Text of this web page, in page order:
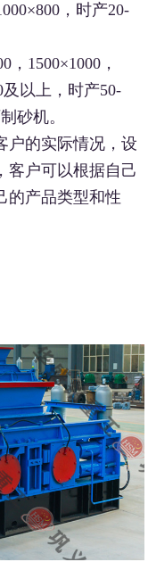
，时产20-
，1500×1000，
及以上，时产50-
砂机。
户的实际情况，设
客户可以根据自己
的产品类型和性